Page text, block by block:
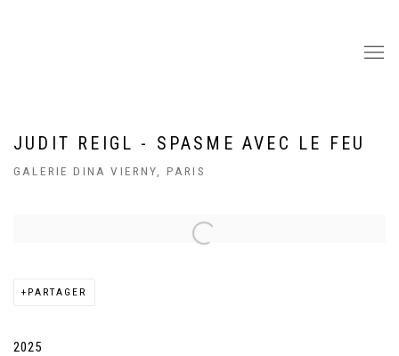
JUDIT REIGL - SPASME AVEC LE FEU
GALERIE DINA VIERNY, PARIS
Open a larger version of the following image in a popup:
PARTAGER
2025